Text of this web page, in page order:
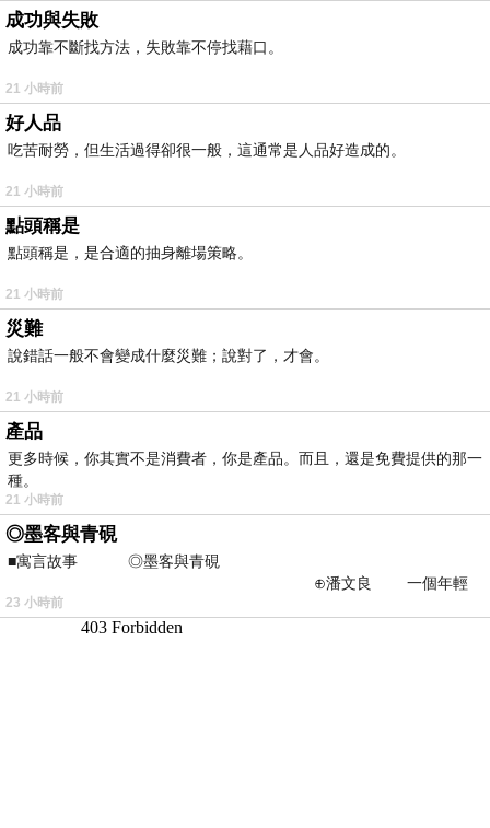
成功與失敗
成功靠不斷找方法，失敗靠不停找藉口。
21 小時前
好人品
吃苦耐勞，但生活過得卻很一般，這通常是人品好造成的。
21 小時前
點頭稱是
點頭稱是，是合適的抽身離場策略。
21 小時前
災難
說錯話一般不會變成什麼災難；說對了，才會。
21 小時前
產品
更多時候，你其實不是消費者，你是產品。而且，還是免費提供的那一
種。
21 小時前
◎墨客與青硯
■寓言故事 ◎墨客與青硯
⊕潘文良 一個年輕
的墨客，在京城的古玩肆裡
23 小時前